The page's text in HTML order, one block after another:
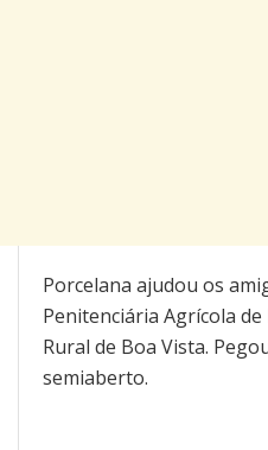
Porcelana ajudou os
Penitenciária Agrícola
Rural de Boa Vista.
semiaberto.